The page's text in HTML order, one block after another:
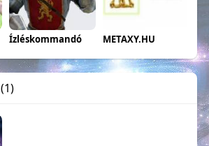
Ízléskommandó METAXY.HU
(1)